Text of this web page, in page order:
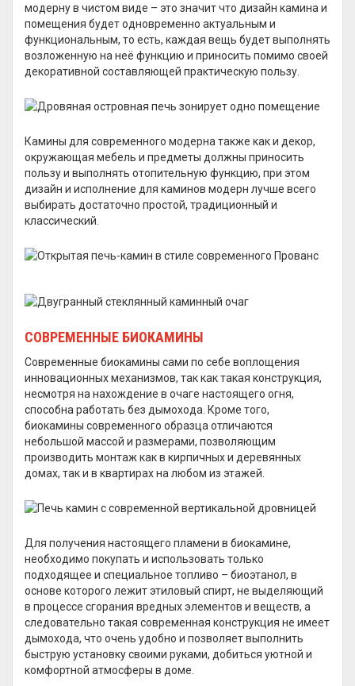
модерну в чистом виде – это значит что дизайн камина и
помещения будет одновременно актуальным и
функциональным, то есть, каждая вещь будет выполнять
возложенную на неё функцию и приносить помимо своей
декоративной составляющей практическую пользу.
Камины для современного модерна также как и декор,
окружающая мебель и предметы должны приносить
пользу и выполнять отопительную функцию, при этом
дизайн и исполнение для каминов модерн лучше всего
выбирать достаточно простой, традиционный и
классический.
СОВРЕМЕННЫЕ БИОКАМИНЫ
Современные биокамины сами по себе воплощения
инновационных механизмов, так как такая конструкция,
несмотря на нахождение в очаге настоящего огня,
способна работать без дымохода. Кроме того,
биокамины современного образца отличаются
небольшой массой и размерами, позволяющим
производить монтаж как в кирпичных и деревянных
домах, так и в квартирах на любом из этажей.
Для получения настоящего пламени в биокамине,
необходимо покупать и использовать только
подходящее и специальное топливо – биоэтанол, в
основе которого лежит этиловый спирт, не выделяющий
в процессе сгорания вредных элементов и веществ, а
следовательно такая современная конструкция не имеет
дымохода, что очень удобно и позволяет выполнить
быструю установку своими руками, добиться уютной и
комфортной атмосферы в доме.